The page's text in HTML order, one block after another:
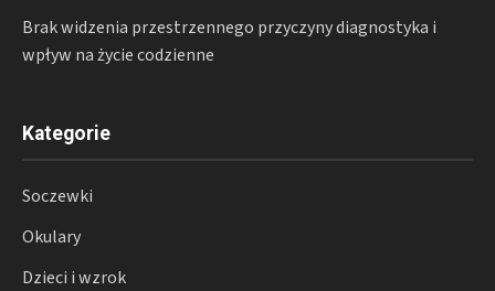
Brak widzenia przestrzennego przyczyny diagnostyka i
wpływ na życie codzienne
Kategorie
Soczewki
Okulary
Dzieci i wzrok